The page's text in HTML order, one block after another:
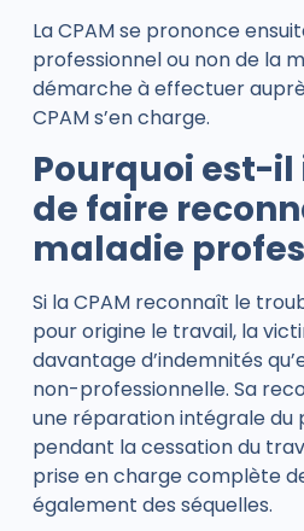
La CPAM se prononce
professionnel ou non de la
démarche à effectuer
CPAM s’en charge.
Pourquoi est-
de faire
maladie
Si la CPAM reconnaît le
pour origine le travail, la
davantage d’indemnités
non-professionnelle. Sa
une réparation intégrale du
pendant la cessation du
prise en charge complète
également des séquelles.